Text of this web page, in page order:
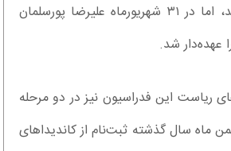
فدراسیون انتخاب شد، اما در ۳۱ شهریورماه علیرضا پورسلمان
عهده‌دار شد.
ریاست این فدراسیون نیز در دو مرحله
ماه سال گذشته ثبت‌نام از کاندیداهای